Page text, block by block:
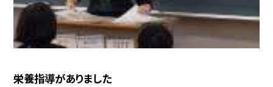
栄養指導がありました